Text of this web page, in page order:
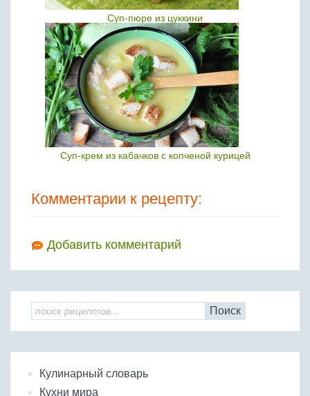
Суп-пюре из цуккини
Суп-крем из кабачков с копченой курицей
Комментарии к рецепту:
Добавить комментарий
Поиск
Кулинарный словарь
Кухни мира